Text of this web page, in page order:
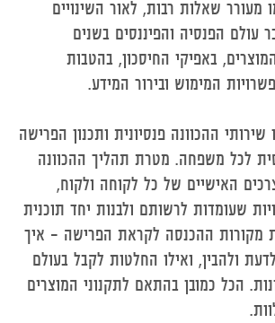
מעורר שאלות רבות, לאור השינויים
עולם הפנסיה והפיננסים בשנים
באפיקי החיסכון, בהטבות
המימוש ובירור המידע.
ההכוונה פנסיונית ותכנון הפרישה
לכל משפחה. מטרת תהליך ההכוונה
האישיים של כל לקוחה ולקוח,
שעומדות לרשותם ולבנות יחד תוכנית
ההכנסה לקראת הפרישה - איך
ולהבין, ואילו החלטות לקבל בעולם
הכל כמובן בהתאם לתקנוני המוצרים